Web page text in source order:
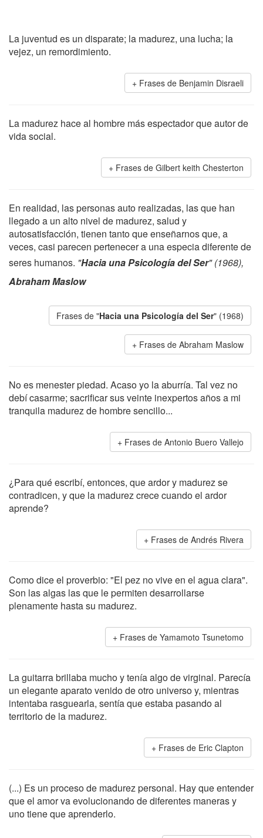
La juventud es un disparate; la madurez, una lucha; la
vejez, un remordimiento.
Frases de Benjamin Disraeli
La madurez hace al hombre más espectador que autor de
vida social.
Frases de Gilbert keith Chesterton
En realidad, las personas auto realizadas, las que han
llegado a un alto nivel de madurez, salud y
autosatisfacción, tienen tanto que enseñarnos que, a
veces, casi parecen pertenecer a una especia diferente de
seres humanos. "Hacia una Psicología del Ser" (1968),
Abraham Maslow
Frases de "Hacia una Psicología del Ser" (1968)
Frases de Abraham Maslow
No es menester piedad. Acaso yo la aburría. Tal vez no
debí casarme; sacrificar sus veinte inexpertos años a mi
tranquila madurez de hombre sencillo...
Frases de Antonio Buero Vallejo
¿Para qué escribí, entonces, que ardor y madurez se
contradicen, y que la madurez crece cuando el ardor
aprende?
Frases de Andrés Rivera
Como dice el proverbio: "El pez no vive en el agua clara".
Son las algas las que le permiten desarrollarse
plenamente hasta su madurez.
Frases de Yamamoto Tsunetomo
La guitarra brillaba mucho y tenía algo de virginal. Parecía
un elegante aparato venido de otro universo y, mientras
intentaba rasguearla, sentía que estaba pasando al
territorio de la madurez.
Frases de Eric Clapton
(...) Es un proceso de madurez personal. Hay que entender
que el amor va evolucionando de diferentes maneras y
uno tiene que aprenderlo.